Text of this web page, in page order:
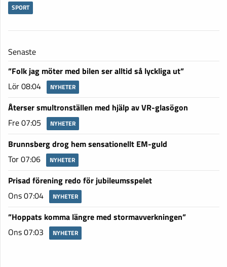
SPORT
Senaste
”Folk jag möter med bilen ser alltid så lyckliga ut”
Lör 08:04
NYHETER
Återser smultronställen med hjälp av VR-glasögon
Fre 07:05
NYHETER
Brunnsberg drog hem sensationellt EM-guld
Tor 07:06
NYHETER
Prisad förening redo för jubileumsspelet
Ons 07:04
NYHETER
”Hoppats komma längre med stormavverkningen”
Ons 07:03
NYHETER